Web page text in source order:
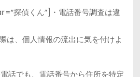
探偵くん”]・電話番号調査は違
は、個人情報の流出に気を付けよ
話でも、電話番号から住所を特定